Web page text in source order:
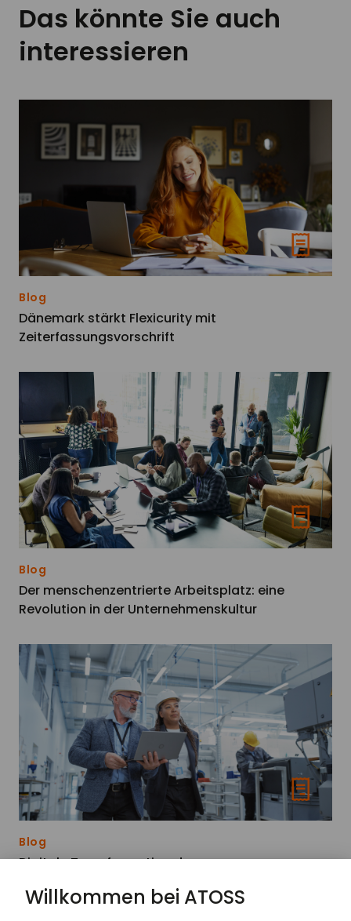
Das könnte Sie auch
interessieren
Blog
Dänemark stärkt Flexicurity mit
Zeiterfassungsvorschrift
Blog
Der menschenzentrierte Arbeitsplatz: eine
Revolution in der Unternehmenskultur
Blog
Digitale Transformation des